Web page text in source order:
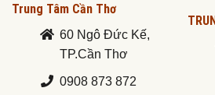
Trung Tâm Cần Thơ
60 Ngô Đức Kế,
TP.Cần Thơ
0908 873 872